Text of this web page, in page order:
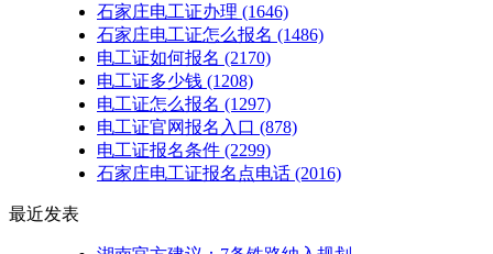
石家庄电工证办理 (1646)
石家庄电工证怎么报名 (1486)
电工证如何报名 (2170)
电工证多少钱 (1208)
电工证怎么报名 (1297)
电工证官网报名入口 (878)
电工证报名条件 (2299)
石家庄电工证报名点电话 (2016)
最近发表